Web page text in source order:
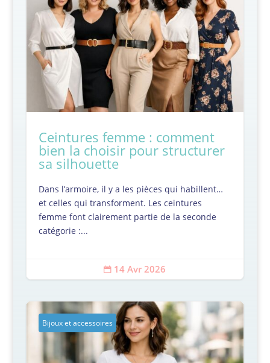
Ceintures femme : comment
bien la choisir pour structurer
sa silhouette
Dans l’armoire, il y a les pièces qui habillent…
et celles qui transforment. Les ceintures
femme font clairement partie de la seconde
catégorie :...
 14 Avr 2026
Bijoux et accessoires